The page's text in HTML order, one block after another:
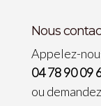
Nous
Appelez-
04 78 90 09
ou